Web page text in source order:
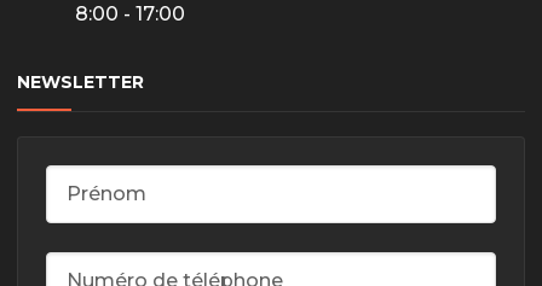
8:00 - 17:00
NEWSLETTER